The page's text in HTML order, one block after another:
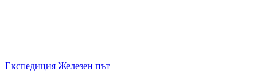
Експедиция Железен път